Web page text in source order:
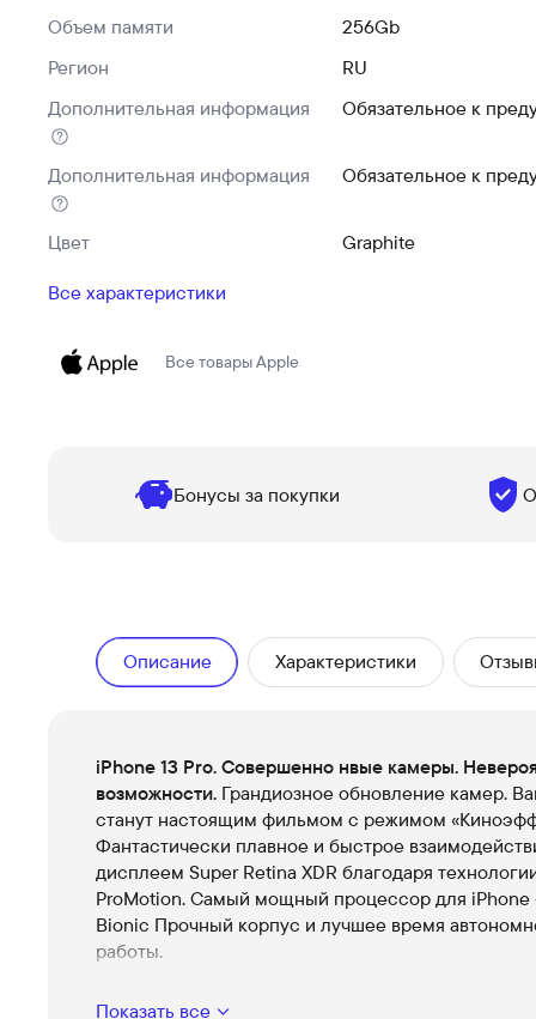
Объем памяти
256Gb
Регион
RU
Дополнительная информация
Обязательное к
Дополнительная информация Обязательное к
Цвет Graphite
Все характеристики
Все товарыApple
Бонусы за покупки
Описание Характеристики
iPhone 13 Pro. Совершенно нвые камеры.
возможности. Грандиозное обновление камер.
станут настоящим фильмом с режимом
Фантастически плавное и быстрое
дисплеем Super Retina XDR благодаря
ProMotion. Самый мощный процессор для iPhone
Bionic Прочный корпус и лучшее время
работы.
Показать все